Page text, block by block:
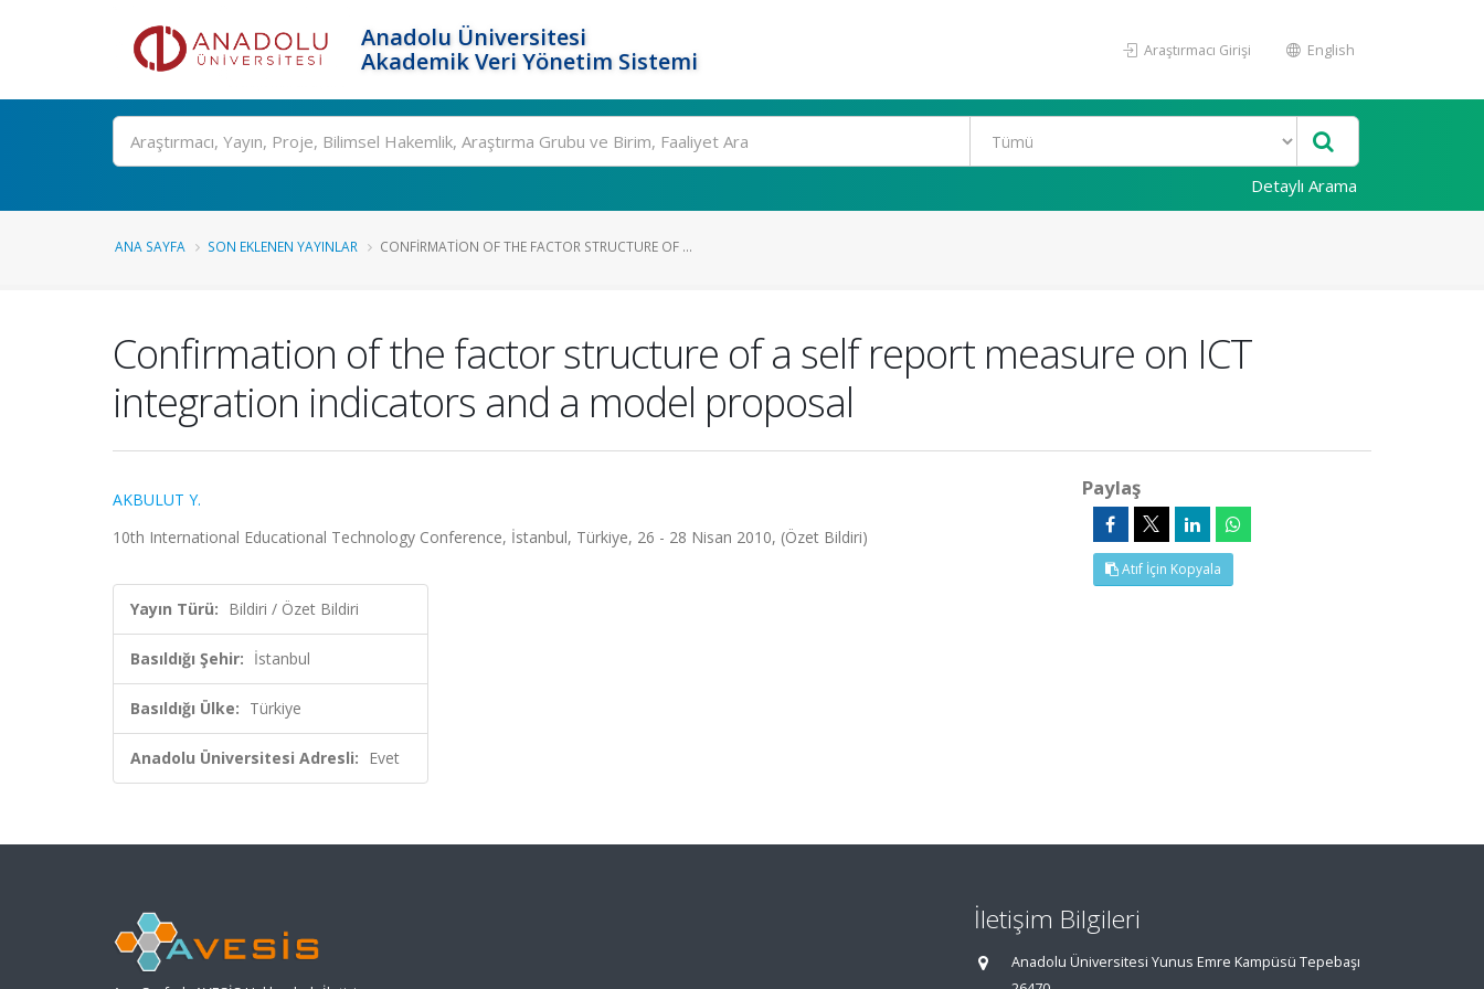
Anadolu Üniversitesi
Akademik Veri Yönetim Sistemi
Araştırmacı Girişi English
Ara
Detaylı Arama
ANA SAYFA SON EKLENEN YAYINLAR CONFIRMATION OF THE FACTOR STRUCTURE OF ...
Confirmation of the factor structure of a self report measure on ICT
integration indicators and a model proposal
AKBULUT Y.
10th International Educational Technology Conference, İstanbul, Türkiye, 26 - 28 Nisan 2010, (Özet Bildiri)
Yayın Türü: Bildiri / Özet Bildiri
Basıldığı Şehir: İstanbul
Basıldığı Ülke: Türkiye
Anadolu Üniversitesi Adresli: Evet
Paylaş
Atıf İçin Kopyala
İletişim Bilgileri
Anadolu Üniversitesi Yunus Emre Kampüsü Tepebaşı